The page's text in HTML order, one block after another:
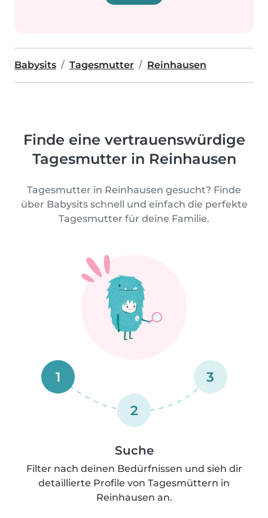
Babysits Tagesmutter Reinhausen
Finde eine vertrauenswürdige
Tagesmutter in Reinhausen
Tagesmutter in Reinhausen gesucht? Finde
über Babysits schnell und einfach die perfekte
Tagesmutter für deine Familie.
1
2
3
Suche
Filter nach deinen Bedürfnissen und sieh dir
detaillierte Profile von Tagesmüttern in
Reinhausen an.